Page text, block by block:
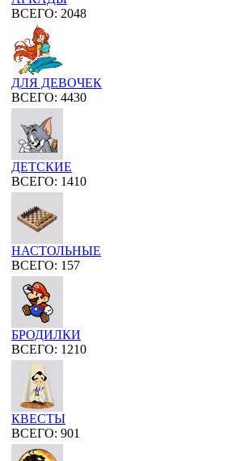
ВСЕГО: 2048
ДЛЯ ДЕВОЧЕК
ВСЕГО: 4430
ДЕТСКИЕ
ВСЕГО: 1410
НАСТОЛЬНЫЕ
ВСЕГО: 157
БРОДИЛКИ
ВСЕГО: 1210
КВЕСТЫ
ВСЕГО: 901